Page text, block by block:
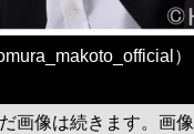
画像は続きます。画像